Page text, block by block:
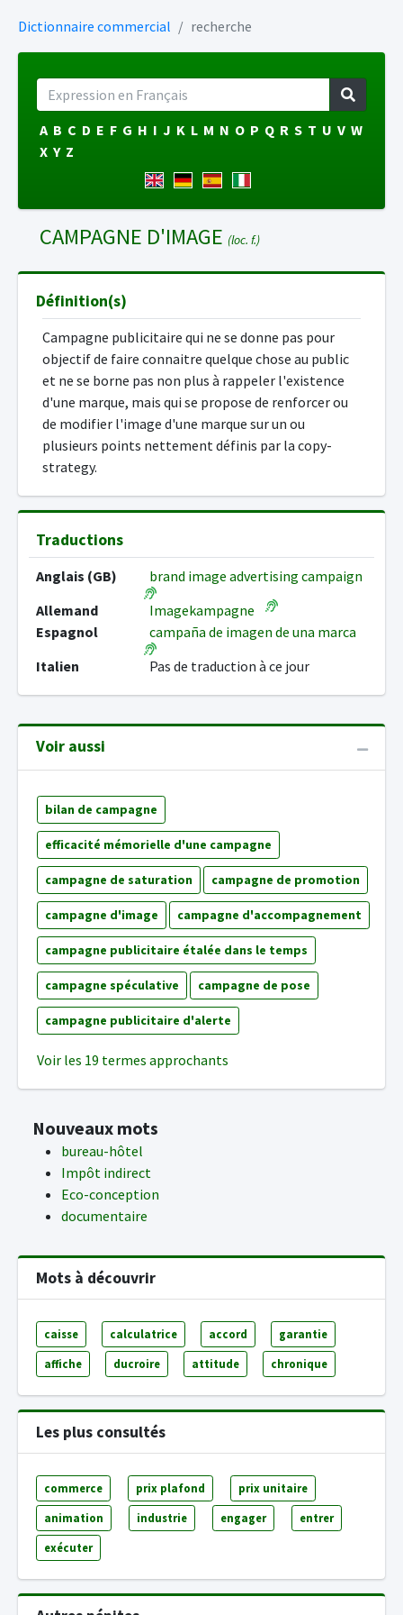
Dictionnaire commercial recherche
A B C D E F G H I J K L M N O P Q R S T U V W
X Y Z
CAMPAGNE D'IMAGE (loc. f.)
Définition(s)
Campagne publicitaire qui ne se donne pas pour
objectif de faire connaitre quelque chose au public
et ne se borne pas non plus à rappeler l'existence
d'une marque, mais qui se propose de renforcer ou
de modifier l'image d'une marque sur un ou
plusieurs points nettement définis par la copy-
strategy.
Traductions
Anglais (GB)
brand image advertising campaign
Allemand
Imagekampagne
Espagnol
campaña de imagen de una marca
Italien
Pas de traduction à ce jour
Voir aussi
bilan de campagne
efficacité mémorielle d'une campagne
campagne de saturation campagne de promotion
campagne d'image campagne d'accompagnement
campagne publicitaire étalée dans le temps
campagne spéculative campagne de pose
campagne publicitaire d'alerte
Voir les 19 termes approchants
Nouveaux mots
bureau-hôtel
Impôt indirect
Eco-conception
documentaire
Mots à découvrir
caisse calculatrice accord garantie
affiche ducroire attitude chronique
Les plus consultés
commerce prix plafond prix unitaire
animation industrie engager entrer
exécuter